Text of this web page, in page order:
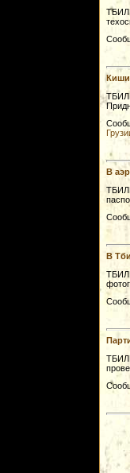
В
В